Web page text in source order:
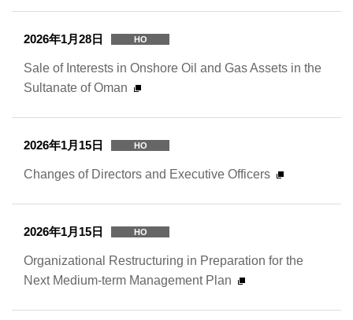
2026年1月28日 HO
Sale of Interests in Onshore Oil and Gas Assets in the
Sultanate of Oman
2026年1月15日 HO
Changes of Directors and Executive Officers
2026年1月15日 HO
Organizational Restructuring in Preparation for the
Next Medium-term Management Plan